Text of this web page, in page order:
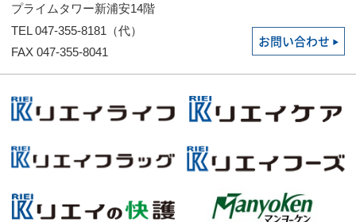
プライムタワー新浦安14階
TEL 047-355-8181（代）
FAX 047-355-8041
お問い合わせ